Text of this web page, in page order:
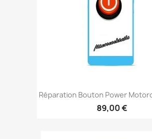
Réparation Bouton Power
89,00 €